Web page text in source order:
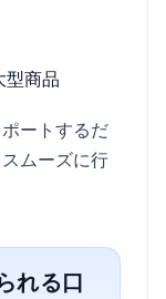
型商品
ートするだ
ムーズに行
れる口